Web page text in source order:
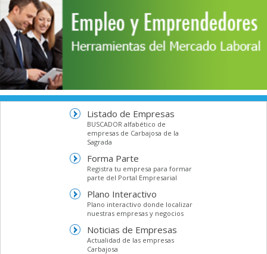
Listado de Empresas
BUSCADOR alfabético de
empresas de Carbajosa de la
Sagrada
Forma Parte
Registra tu empresa para formar
parte del Portal Empresarial
Plano Interactivo
Plano interactivo donde localizar
nuestras empresas y negocios
Noticias de Empresas
Actualidad de las empresas
Carbajosa